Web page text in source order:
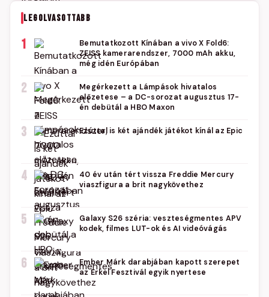
LEGOLVASOTTABB
1
Bemutatkozott Kínában a vivo X Fold6:
ZEISS kamerarendszer, 7000 mAh akku,
még idén Európában
2
Megérkezett a Lámpások hivatalos
előzetese – a DC-sorozat augusztus 17-
én debütál a HBO Maxon
3 Ezúttal is két ajándék játékot kínál az Epic
4
40 év után tért vissza Freddie Mercury
viaszfigura a brit nagykövethez
5
Galaxy S26 széria: veszteségmentes APV
kodek, filmes LUT-ok és AI videóvágás
6
Ember Márk darabjában kapott szerepet
az Erkel Fesztivál egyik nyertese